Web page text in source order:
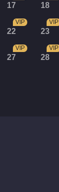
17 18
22
VIP
23
VIP
27
VIP
28
VIP